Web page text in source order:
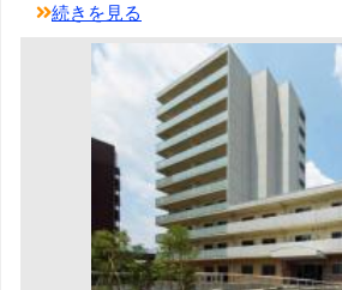
続きを見る